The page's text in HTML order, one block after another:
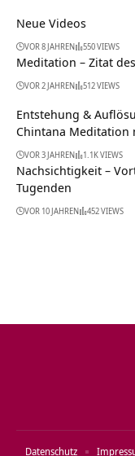
Neue Videos
VOR 8 JAHREN 550 VIEWS
Meditation – Zitat
VOR 2 JAHREN 512 VIEWS
Entstehung &
Chintana Meditation
VOR 3 JAHREN 1.1K VIEWS
Nachsichtigkeit –
Tugenden
VOR 10 JAHREN 452 VIEWS
Datenschutz